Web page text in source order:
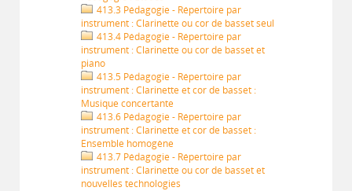
413.3 Pédagogie - Répertoire par
instrument : Clarinette ou cor de basset seul
413.4 Pédagogie - Répertoire par
instrument : Clarinette ou cor de basset et
piano
413.5 Pédagogie - Répertoire par
instrument : Clarinette et cor de basset :
Musique concertante
413.6 Pédagogie - Répertoire par
instrument : Clarinette et cor de basset :
Ensemble homogène
413.7 Pédagogie - Répertoire par
instrument : Clarinette ou cor de basset et
nouvelles technologies